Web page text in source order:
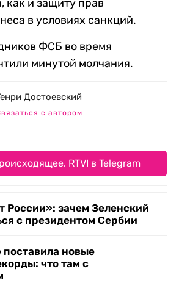
как и защиту прав
в условиях санкций.
ФСБ во время
минутой молчания.
Достоевский
с автором
RTVI в Telegram
России»: зачем Зеленский
с президентом Сербии
новые
что там с